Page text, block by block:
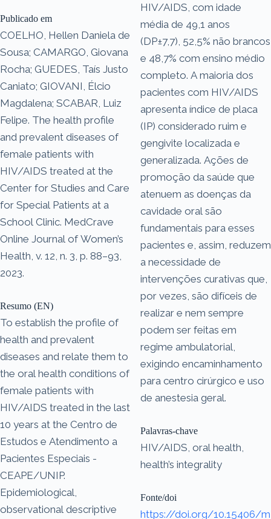
Publicado em
COELHO, Hellen Daniela de
Sousa; CAMARGO, Giovana
Rocha; GUEDES, Taís Justo
Caniato; GIOVANI, Élcio
Magdalena; SCABAR, Luiz
Felipe. The health profile
and prevalent diseases of
female patients with
HIV/AIDS treated at the
Center for Studies and Care
for Special Patients at a
School Clinic. MedCrave
Online Journal of Women’s
Health, v. 12, n. 3, p. 88–93,
2023.
Resumo (EN)
To establish the profile of
health and prevalent
diseases and relate them to
the oral health conditions of
female patients with
HIV/AIDS treated in the last
10 years at the Centro de
Estudos e Atendimento a
Pacientes Especiais -
CEAPE/UNIP.
Epidemiological,
observational descriptive
HIV/AIDS, com idade
média de 49,1 anos
(DP±7,7), 52,5% não brancos
e 48,7% com ensino médio
completo. A maioria dos
pacientes com HIV/AIDS
apresenta índice de placa
(IP) considerado ruim e
gengivite localizada e
generalizada. Ações de
promoção da saúde que
atenuem as doenças da
cavidade oral são
fundamentais para esses
pacientes e, assim, reduzem
a necessidade de
intervenções curativas que,
por vezes, são difíceis de
realizar e nem sempre
podem ser feitas em
regime ambulatorial,
exigindo encaminhamento
para centro cirúrgico e uso
de anestesia geral.
Palavras-chave
HIV/AIDS, oral health,
health’s integrality
Fonte/doi
https://doi.org/10.15406/m